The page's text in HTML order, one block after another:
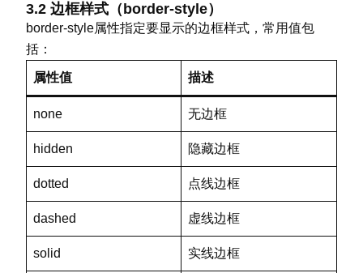
3.2 边框样式（border-style）
border-style属性指定要显示的边框样式，常用值包
括：
属性值 描述
none 无边框
hidden 隐藏边框
dotted 点线边框
dashed 虚线边框
solid 实线边框